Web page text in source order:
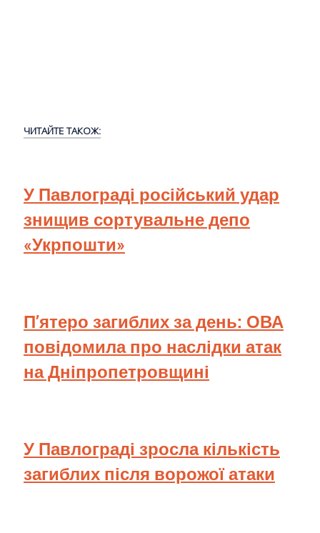
ЧИТАЙТЕ ТАКОЖ:
У Павлограді російський удар
знищив сортувальне депо
«Укрпошти»
П’ятеро загиблих за день: ОВА
повідомила про наслідки атак
на Дніпропетровщині
У Павлограді зросла кількість
загиблих після ворожої атаки